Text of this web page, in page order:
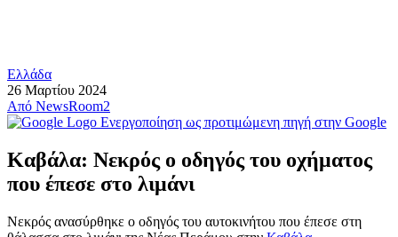
Ελλάδα
26 Μαρτίου 2024
Από NewsRoom2
Ενεργοποίηση ως προτιμώμενη πηγή στην Google
Καβάλα: Νεκρός ο οδηγός του οχήματος
που έπεσε στο λιμάνι
Νεκρός ανασύρθηκε ο οδηγός του αυτοκινήτου που έπεσε στη